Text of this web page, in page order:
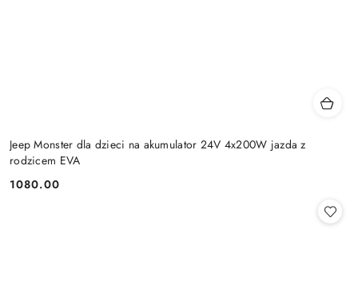
Jeep Monster dla dzieci na akumulator 24V 4x200W jazda z
rodzicem EVA
Cena:
1080.00